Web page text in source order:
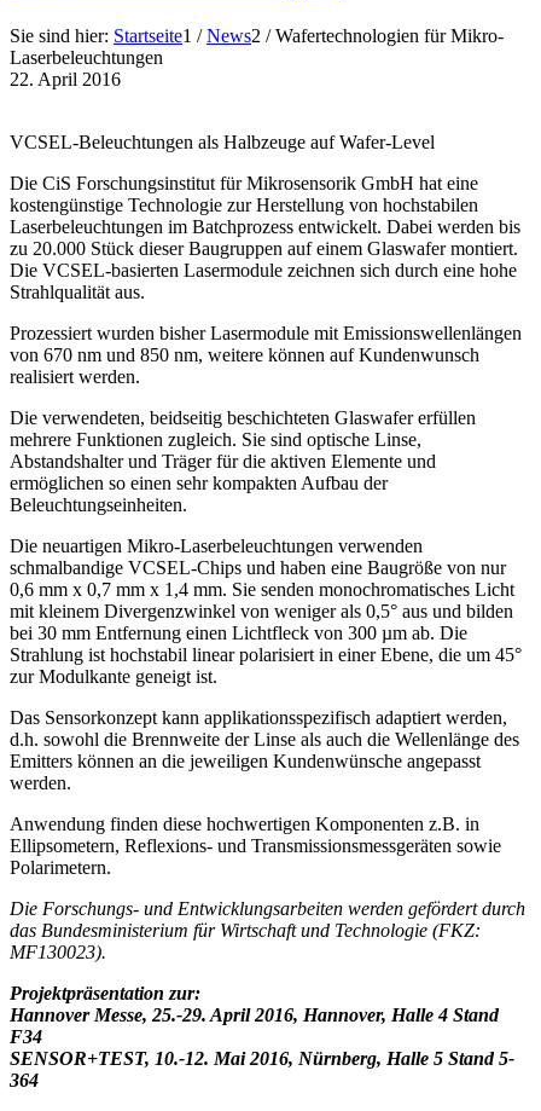
Sie sind hier: Startseite1 / News2 / Wafertechnologien für Mikro-
Laserbeleuchtungen
22. April 2016
VCSEL-Beleuchtungen als Halbzeuge auf Wafer-Level
Die CiS Forschungsinstitut für Mikrosensorik GmbH hat eine
kostengünstige Technologie zur Herstellung von hochstabilen
Laserbeleuchtungen im Batchprozess entwickelt. Dabei werden bis
zu 20.000 Stück dieser Baugruppen auf einem Glaswafer montiert.
Die VCSEL-basierten Lasermodule zeichnen sich durch eine hohe
Strahlqualität aus.
Prozessiert wurden bisher Lasermodule mit Emissionswellenlängen
von 670 nm und 850 nm, weitere können auf Kundenwunsch
realisiert werden.
Die verwendeten, beidseitig beschichteten Glaswafer erfüllen
mehrere Funktionen zugleich. Sie sind optische Linse,
Abstandshalter und Träger für die aktiven Elemente und
ermöglichen so einen sehr kompakten Aufbau der
Beleuchtungseinheiten.
Die neuartigen Mikro-Laserbeleuchtungen verwenden
schmalbandige VCSEL-Chips und haben eine Baugröße von nur
0,6 mm x 0,7 mm x 1,4 mm. Sie senden monochromatisches Licht
mit kleinem Divergenzwinkel von weniger als 0,5° aus und bilden
bei 30 mm Entfernung einen Lichtfleck von 300 µm ab. Die
Strahlung ist hochstabil linear polarisiert in einer Ebene, die um 45°
zur Modulkante geneigt ist.
Das Sensorkonzept kann applikationsspezifisch adaptiert werden,
d.h. sowohl die Brennweite der Linse als auch die Wellenlänge des
Emitters können an die jeweiligen Kundenwünsche angepasst
werden.
Anwendung finden diese hochwertigen Komponenten z.B. in
Ellipsometern, Reflexions- und Transmissionsmessgeräten sowie
Polarimetern.
Die Forschungs- und Entwicklungsarbeiten werden gefördert durch
das Bundesministerium für Wirtschaft und Technologie (FKZ:
MF130023).
Projektpräsentation zur:
Hannover Messe, 25.-29. April 2016, Hannover, Halle 4 Stand
F34
SENSOR+TEST, 10.-12. Mai 2016, Nürnberg, Halle 5 Stand 5-
364